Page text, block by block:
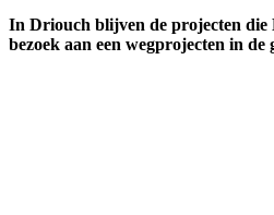
In Driouch blijven de projecten die
bezoek aan een wegprojecten in de